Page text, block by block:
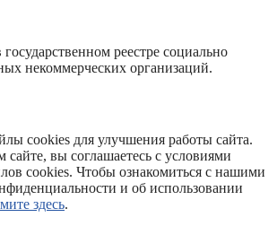
реестре социально
некоммерческих организаций.
cookies для улучшения работы сайта.
сайте, вы соглашаетесь с условиями
cookies. Чтобы ознакомиться с нашими
и об использовании
здесь.